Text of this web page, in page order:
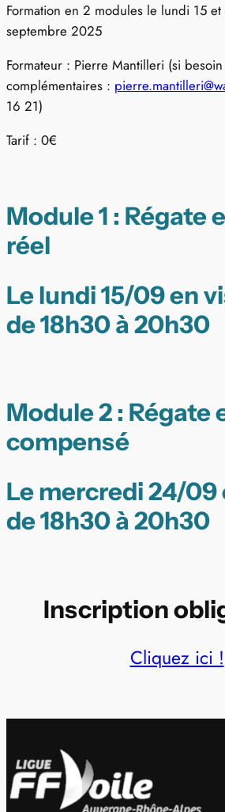
Formation en 2 modules le lundi 15
septembre 2025
Formateur : Pierre Mantilleri (si
complémentaires :
16 21)
Tarif : 0€
Module 1 : Régate
réel
Le lundi 15/09 en
de 18h30 à 20h30
Module 2 : Régate
compensé
Le mercredi 24/09
de 18h30 à 20h30
Inscription
Cliquez ici !